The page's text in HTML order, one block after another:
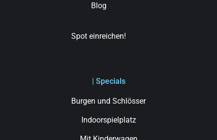
Blog
Spot einreichen!
| Specials
Burgen und Schlösser
Indoorspielplatz